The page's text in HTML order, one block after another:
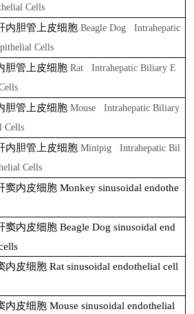
Cells
内胆管上皮细胞 Beagle Dog Intrahepatic
Cells
胆管上皮细胞 Rat Intrahepatic Biliary E
胆管上皮细胞 Mouse Intrahepatic Biliary
Cells
内胆管上皮细胞 Minipig Intrahepatic Bil
Cells
窦内皮细胞 Monkey sinusoidal endothe
窦内皮细胞 Beagle Dog sinusoidal end
内皮细胞 Rat sinusoidal endothelial cell
内皮细胞 Mouse sinusoidal endothelial